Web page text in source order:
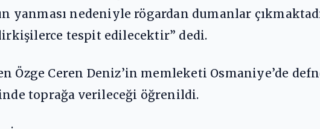
yanması nedeniyle rögardan dumanlar
tespit edilecektir” dedi.
Özge Ceren Deniz’in memleketi Osmaniye’de
toprağa verileceği öğrenildi.